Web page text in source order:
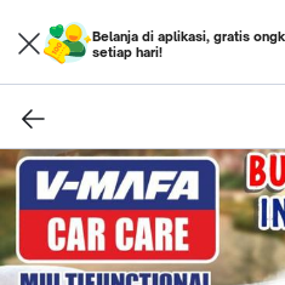
Belanja di aplikasi, gratis
setiap hari!